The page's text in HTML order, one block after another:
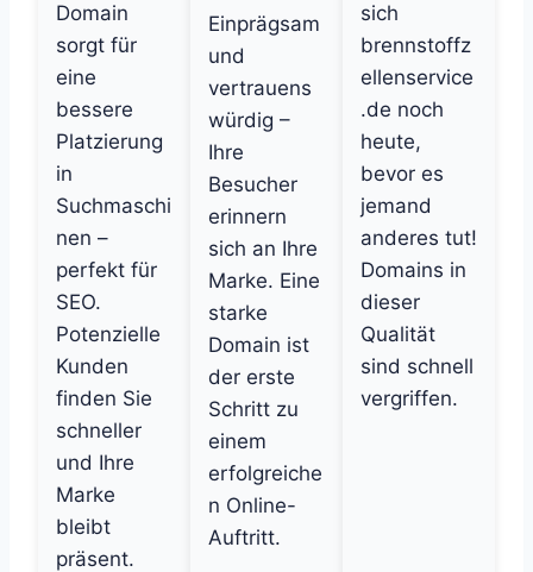
Domain
sorgt für
eine
bessere
Platzierung
in
Suchmaschi
nen –
perfekt für
SEO.
Potenzielle
Kunden
finden Sie
schneller
und Ihre
Marke
bleibt
präsent.
Einprägsam
und
vertrauens
würdig –
Ihre
Besucher
erinnern
sich an Ihre
Marke. Eine
starke
Domain ist
der erste
Schritt zu
einem
erfolgreiche
n Online-
Auftritt.
sich
brennstoffz
ellenservice
.de noch
heute,
bevor es
jemand
anderes tut!
Domains in
dieser
Qualität
sind schnell
vergriffen.